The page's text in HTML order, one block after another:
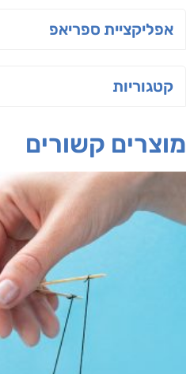
חפש בחנות
אפליקציית ספריאפ
אפרת נבון